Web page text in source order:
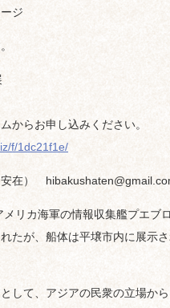
ジ
らお申し込みください。
f/1dc21f1e/
在）
カ海軍の情報収集艦プエブ
たが、船体は平壌市内に展示さ
て、アジアの民衆の立場から